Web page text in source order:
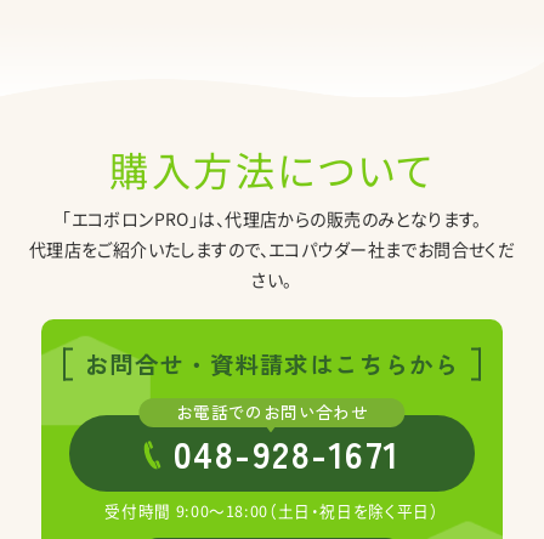
購入方法について
「エコボロンPRO」は、代理店からの販売のみとなります。
代理店をご紹介いたしますので、エコパウダー社までお問合せくだ
さい。
お問合せ・ 資料請求はこちらから
048-928-1671
受付時間 9:00～18:00（土日・祝日を除く平日）